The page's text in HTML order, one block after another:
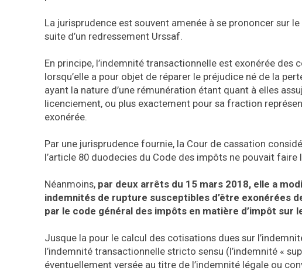
La jurisprudence est souvent amenée à se prononcer sur
suite d’un redressement Urssaf.
En principe, l’indemnité transactionnelle est exonérée
lorsqu’elle a pour objet de réparer le préjudice né de la
ayant la nature d’une rémunération étant quant à elles
licenciement, ou plus exactement pour sa fraction
exonérée.
Par une jurisprudence fournie, la Cour de cassation
l’article 80 duodecies du Code des impôts ne pouvait
Néanmoins, par deux arrêts du 15 mars 2018, elle a
indemnités de rupture susceptibles d’être exonérées
par le code général des impôts en matière d’impôt sur
Jusque la pour le calcul des cotisations dues sur
l’indemnité transactionnelle stricto sensu (l’indemnité «
éventuellement versée au titre de l’indemnité légale ou